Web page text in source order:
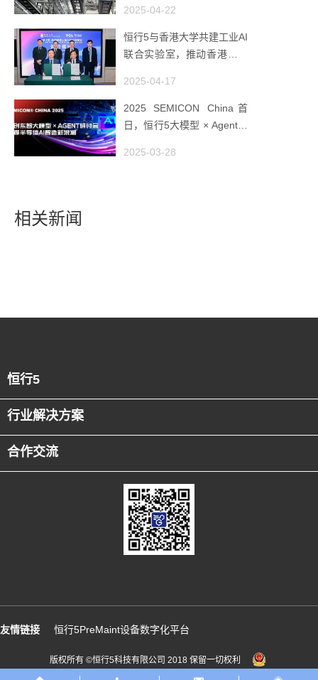
2025-04-22
恒行5与香港大学共建工业AI
联合实验室，推动香港成为
2025-04-17
2025 SEMICON China首
日，恒行5大模型 × Agent研
潮
2025-03-28
相关新闻
恒行5
行业解决方案
合作交流
友情链接 恒行5PreMaint设备数字化平台
版权所有 ©恒行5科技有限公司 2018 保留一切权利